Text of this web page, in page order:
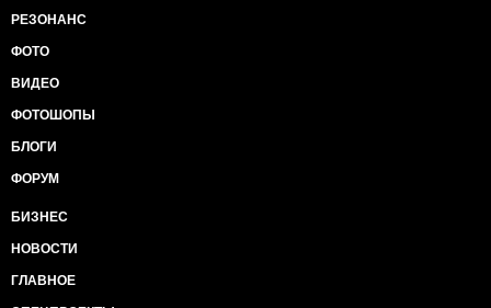
РЕЗОНАНС
ФОТО
ВИДЕО
ФОТОШОПЫ
БЛОГИ
ФОРУМ
БИЗНЕС
НОВОСТИ
ГЛАВНОЕ